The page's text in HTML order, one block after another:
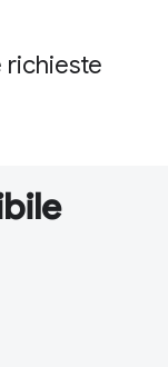
richieste